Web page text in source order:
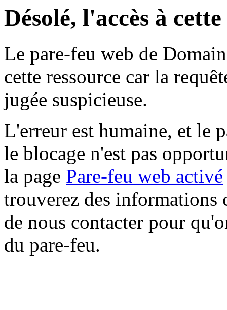
Désolé, l'accès à
Le pare-feu web de
cette ressource car la
jugée suspicieuse.
L'erreur est humaine, et le
le blocage n'est pas
la page Pare-feu web activé
trouverez des informations
de nous contacter pour
du pare-feu.